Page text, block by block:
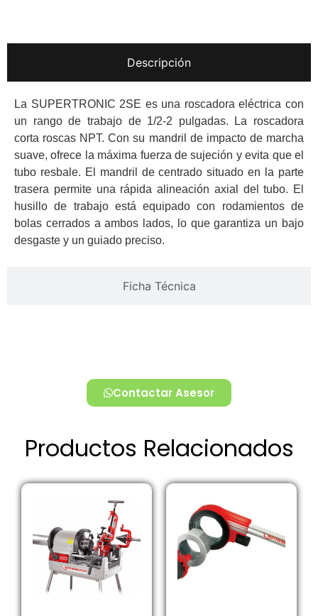
Descripción
Ficha Técnica
La SUPERTRONIC 2SE es una roscadora eléctrica con
un rango de trabajo de 1/2-2 pulgadas. La roscadora
corta roscas NPT. Con su mandril de impacto de marcha
suave, ofrece la máxima fuerza de sujeción y evita que el
tubo resbale. El mandril de centrado situado en la parte
trasera permite una rápida alineación axial del tubo. El
husillo de trabajo está equipado con rodamientos de
bolas cerrados a ambos lados, lo que garantiza un bajo
desgaste y un guiado preciso.
Contactar Asesor
Productos Relacionados